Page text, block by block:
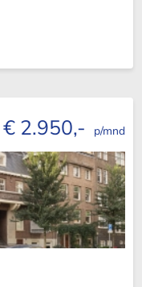
€ 2.950,- p/mnd